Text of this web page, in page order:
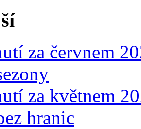
za červnem
za květnem
hranic